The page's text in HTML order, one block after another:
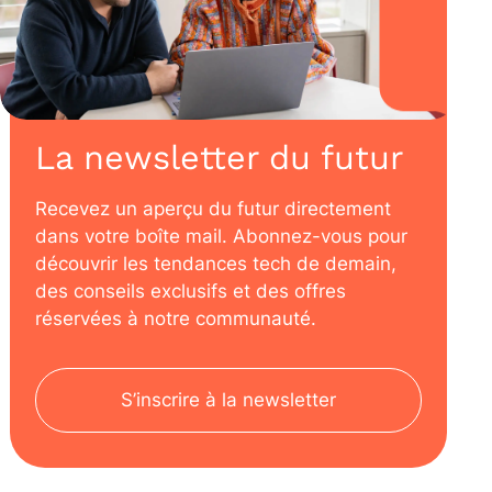
La newsletter du futur
Recevez un aperçu du futur directement
dans votre boîte mail. Abonnez-vous pour
découvrir les tendances tech de demain,
des conseils exclusifs et des offres
réservées à notre communauté.
S’inscrire à la newsletter